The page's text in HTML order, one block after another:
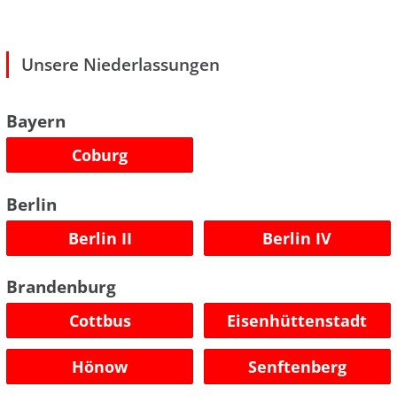
Unsere Niederlassungen
Bayern
Coburg
Berlin
Berlin II Berlin IV
Brandenburg
Cottbus Eisenhüttenstadt
Hönow Senftenberg